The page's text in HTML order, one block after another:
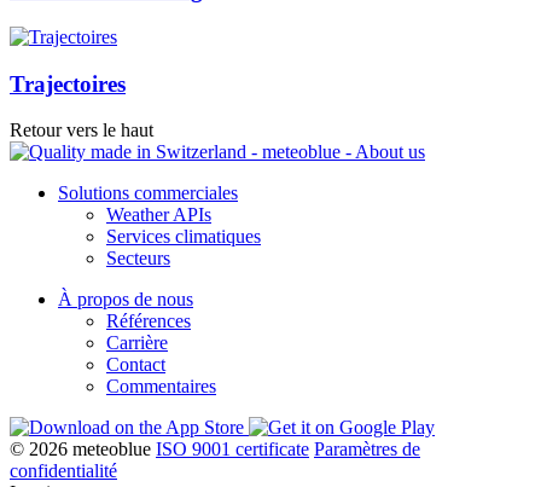
Trajectoires
Retour vers le haut
Solutions commerciales
Weather APIs
Services climatiques
Secteurs
À propos de nous
Références
Carrière
Contact
Commentaires
© 2026 meteoblue ISO 9001 certificate Paramètres de
confidentialité